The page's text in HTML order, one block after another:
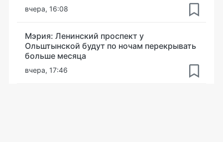
вчера, 16:08
Мэрия: Ленинский проспект у
Ольштынской будут по ночам перекрывать
больше месяца
вчера, 17:46